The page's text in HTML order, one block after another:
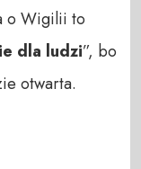
o Wigilii to
dla ludzi”, bo
otwarta.